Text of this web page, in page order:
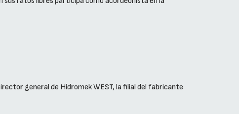
general de Hidromek WEST, la filial del fabricante